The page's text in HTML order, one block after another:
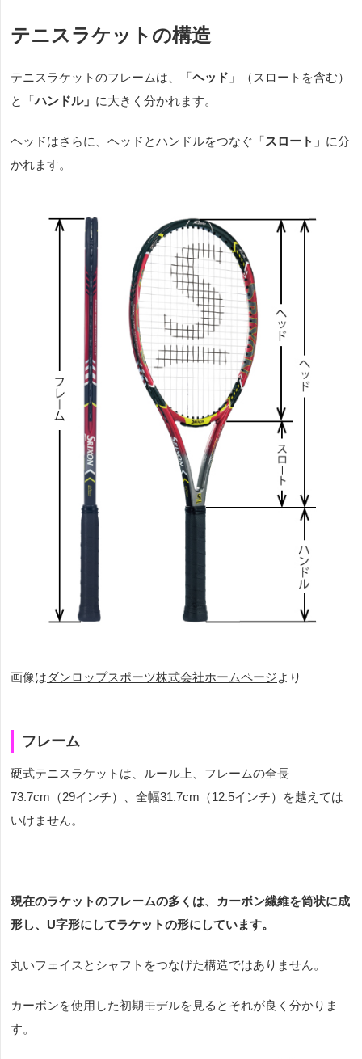
テニスラケットの構造
テニスラケットのフレームは、「ヘッド」
（スロートを含む）
と「ハンドル」 に大きく分かれます。
ヘッドはさらに、ヘッドとハンドルをつなぐ「スロート」 に分
かれます。
画像はダンロップスポーツ株式会社ホームページより
フレーム
硬式テニスラケットは、ルール上、フレームの全長
73.7cm （29インチ）、全幅31.7cm （12.5インチ）を越えては
いけません。
現在のラケットのフレームの多くは、カーボン繊維を筒状に成
形し、U字形にしてラケットの形にしています。
丸いフェイスとシャフトをつなげた構造ではありません。
カーボンを使用した初期モデルを見るとそれが良く分かりま
す。